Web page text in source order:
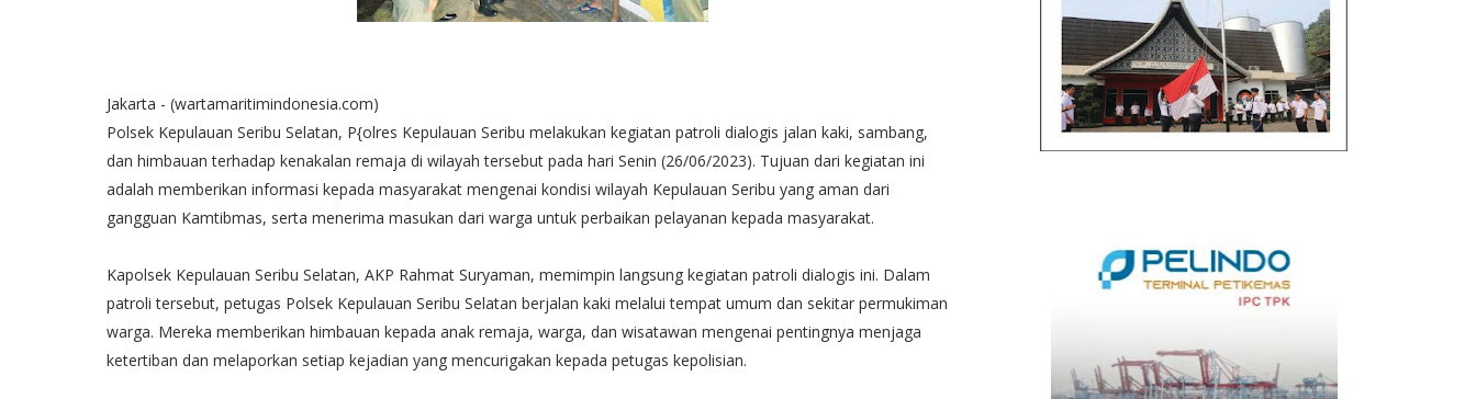
Jakarta - (wartamaritimindonesia.com)
Polsek Kepulauan Seribu Selatan, P{olres Kepulauan Seribu melakukan kegiatan patroli dialogis jalan kaki, sambang,
dan himbauan terhadap kenakalan remaja di wilayah tersebut pada hari Senin (26/06/2023). Tujuan dari kegiatan ini
adalah memberikan informasi kepada masyarakat mengenai kondisi wilayah Kepulauan Seribu yang aman dari
gangguan Kamtibmas, serta menerima masukan dari warga untuk perbaikan pelayanan kepada masyarakat.
Kapolsek Kepulauan Seribu Selatan, AKP Rahmat Suryaman, memimpin langsung kegiatan patroli dialogis ini. Dalam
patroli tersebut, petugas Polsek Kepulauan Seribu Selatan berjalan kaki melalui tempat umum dan sekitar permukiman
warga. Mereka memberikan himbauan kepada anak remaja, warga, dan wisatawan mengenai pentingnya menjaga
ketertiban dan melaporkan setiap kejadian yang mencurigakan kepada petugas kepolisian.